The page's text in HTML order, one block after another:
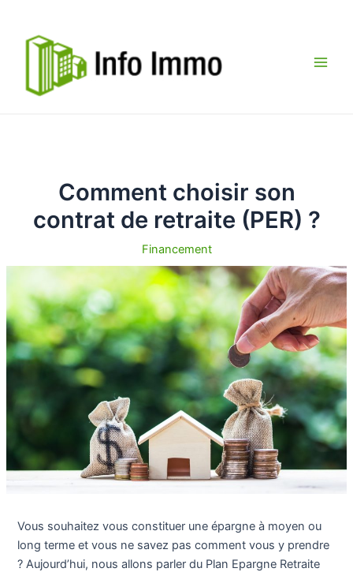
contenu
Comment choisir son
contrat de retraite (PER) ?
Financement
Vous souhaitez vous constituer une épargne à moyen ou
long terme et vous ne savez pas comment vous y prendre
? Aujourd’hui, nous allons parler du Plan Epargne Retraite